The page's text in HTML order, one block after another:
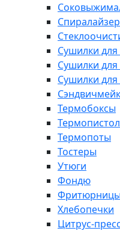
Сушилки для
Сушилки для
Сушилки
Термобоксы
Термопоты
Тостеры
Утюги
Фондю
Фритюрницы
Хлебопечки
Цитрус-